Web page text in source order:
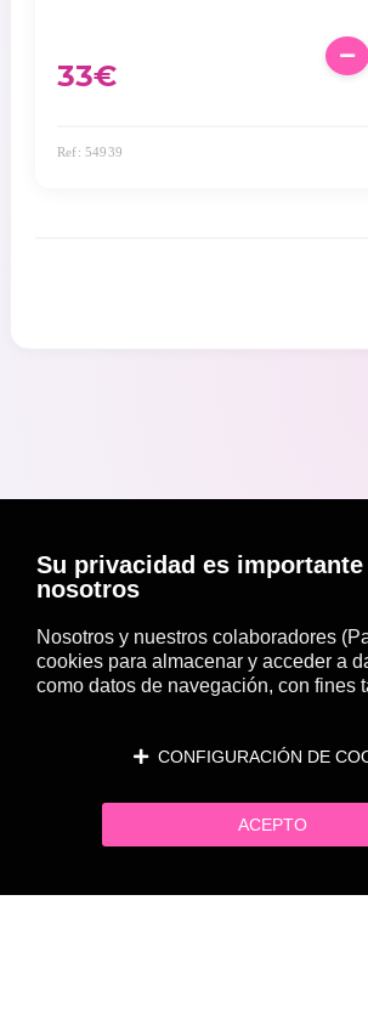
33€
Ref: 54939
Su privacidad es importante
nosotros
Nosotros y nuestros colaboradores
cookies para almacenar y acceder a
como datos de navegación, con fines
CONFIGURACIÓN DE
ACEPTO